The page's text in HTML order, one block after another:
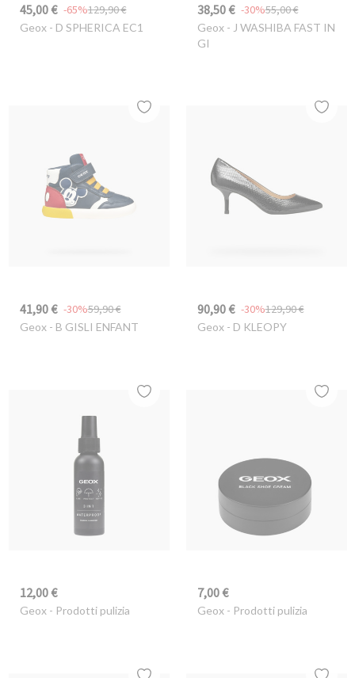
45,00 € 129,90 €
-65%
Geox- D SPHERICA EC1
38,50 € 55,00 €
-30%
Geox- J WASHIBA FAST IN
GI
41,90 € 59,90 €
-30%
Geox- B GISLI ENFANT
90,90 € 129,90 €
-30%
Geox- D KLEOPY
12,00 €
Geox- Prodotti pulizia
7,00 €
Geox- Prodotti pulizia